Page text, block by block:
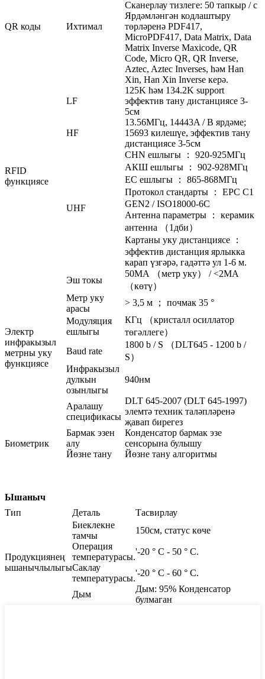
QR коды Ихтимал
Сканерлау тизлеге: 50 тапкыр / с
Ярдәмләнгән кодлаштыру
төрләренә PDF417,
MicroPDF417, Data Matrix, Data
Matrix Inverse Maxicode, QR
Code, Micro QR, QR Inverse,
Aztec, Aztec Inverses, һәм Han
Xin, Han Xin Inverse керә.
RFID
функциясе
LF
125K һәм 134.2K support
эффектив тану дистанциясе 3-
5см
HF
13.56МГц, 14443A / B ярдәме;
15693 килешүе, эффектив тану
дистанциясе 3-5см
UHF
CHN ешлыгы ： 920-925МГц
АКШ ешлыгы ： 902-928МГц
ЕС ешлыгы ： 865-868МГц
Протокол стандарты ： EPC C1
GEN2 / ISO18000-6C
Антенна параметры ： керамик
антенна （1дби）
Картаны уку дистанциясе ：
эффектив дистанция ярлыкка
карап үзгәрә, гадәттә ул 1-6 м.
Электр
инфракызыл
метрны уку
функциясе
Эш токы
50МА （метр уку） / <2МА
（көтү）
Метр уку
арасы
> 3,5 м ； почмак 35 °
Модуляция
ешлыгы
КГц （кристалл осиллатор
төгәллеге）
Baud rate
1800 b / S （DLT645 - 1200 b /
S）
Инфракызыл
дулкын
озынлыгы
940нм
Аралашу
спецификасы
DLT 645-2007 (DLT 645-1997)
элемтә техник таләпләренә
җавап бирегез
Биометрик
Бармак эзен
алу
Конденсатор бармак эзе
сенсорына булышу
Йөзне тану
Йөзне тану алгоритмы
Ышаныч
Тип
Деталь Тасвирлау
Продукциянең
ышанычлылыгы
Биеклекне
тамчы
150см, статус көче
Операция
температурасы.
'-20 ° C - 50 ° C.
Саклау
температурасы.
'-20 ° C - 60 ° C.
Дым
Дым: 95% Конденсатор
булмаган